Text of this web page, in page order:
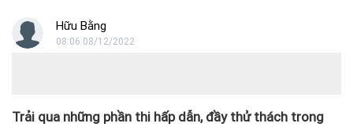
Hữu Bằng
08:06 08/12/2022
Trải qua những phần thi hấp dẫn, đầy thử thách trong